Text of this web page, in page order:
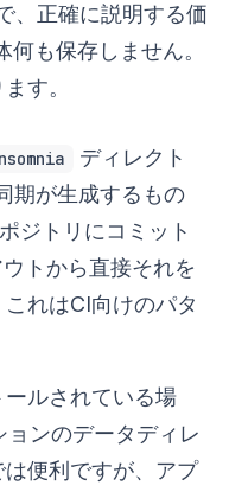
、正確に説明する価
も保存しません。
す。
ディレクト
期が生成するもの
ジトリにコミット
トから直接それを
れはCI向けのパタ
ルされている場
ンのデータディレ
便利ですが、アプ